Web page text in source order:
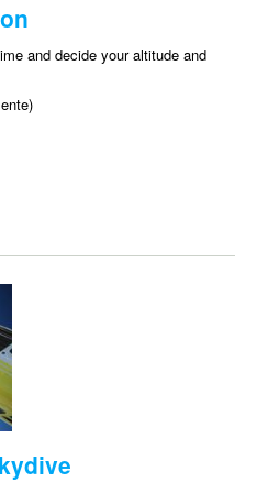
and decide your altitude and